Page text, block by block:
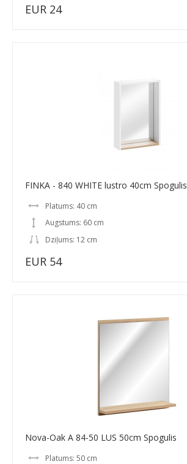
EUR 24
FINKA - 840 WHITE lustro 40cm Spogulis
Platums: 40 cm
Augstums: 60 cm
Dziļums: 12 cm
EUR 54
Nova-Oak A 84-50 LUS 50cm Spogulis
Platums: 50 cm